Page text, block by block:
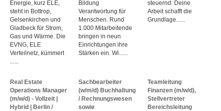
Energie, kurz ELE,
steht in Bottrop,
Gelsenkirchen und
Gladbeck für Strom,
Gas und Wärme. Die
EVNG, ELE
Verteilnetz, kümmert
Bildung
Verantwortung für
Menschen. Rund
1.000 Mitarbeitende
bringen in neun
Einrichtungen ihre
Stärken ein. Wi......
steuernd: Deine
Arbeit schafft die
Grundlage......
Real Estate
Operations Manager
(m/w/d) - Vollzeit |
Hybrid | Berlin /
Sachbearbeiter
(w/m/d) Buchhaltung
/ Rechnungswesen
sowie
Teamleitung
Finanzen (m/w/d),
Stellvertreter
Bereichsleitung